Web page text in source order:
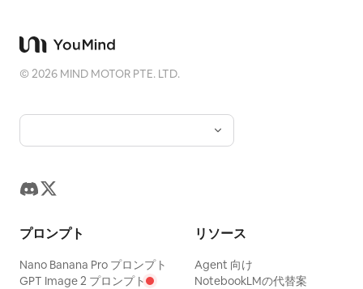
©2026 MIND MOTOR PTE. LTD.
プロンプト
Nano Banana Pro プロンプト
GPT Image 2 プロンプト
リソース
Agent 向け
NotebookLMの代替案